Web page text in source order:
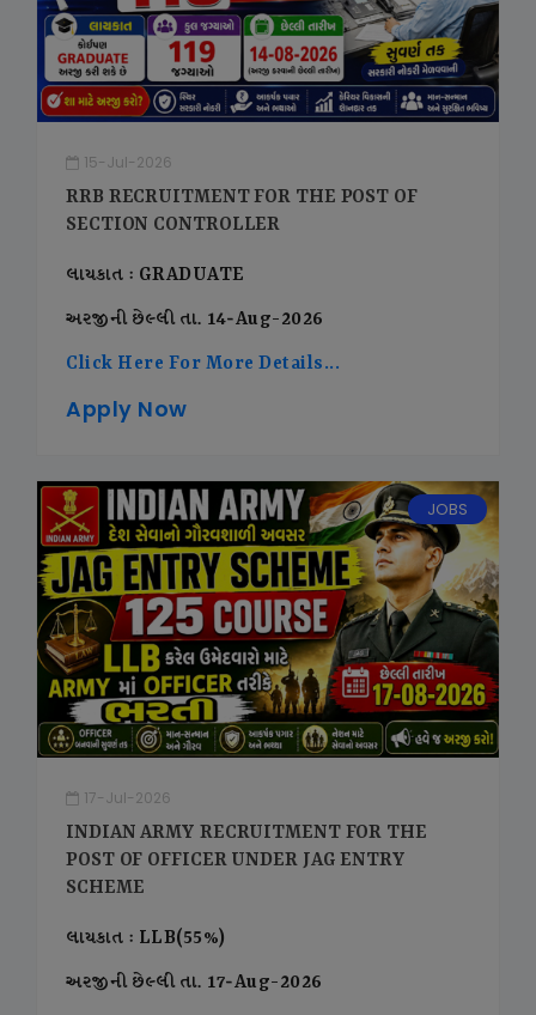
15-Jul-2026
RRB RECRUITMENT FOR THE POST OF
SECTION CONTROLLER
લાયકાત : GRADUATE
અરજીની છેલ્લી તા. 14-Aug-2026
Click Here For More Details...
Apply Now
JOBS
17-Jul-2026
INDIAN ARMY RECRUITMENT FOR THE
POST OF OFFICER UNDER JAG ENTRY
SCHEME
લાયકાત : LLB(55%)
અરજીની છેલ્લી તા. 17-Aug-2026